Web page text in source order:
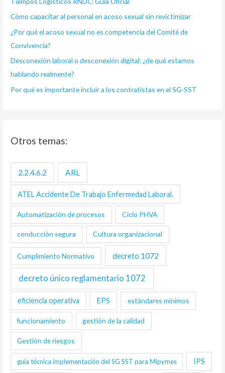
p
o
r
:
Cómo capacitar al personal en acoso sexual sin revictimizar
¿Por qué el acoso sexual no es competencia del Comité de
Convivencia?
Desconexión laboral o desconexión digital: ¿de qué estamos
hablando realmente?
Por qué es importante incluir a los contratistas en el SG-SST
Otros temas:
2.2.4.6.2 ARL
ATEL Accidente De Trabajo Enfermedad Laboral.
Automatización de procesos Ciclo PHVA
conducción segura Cultura organizacional
Cumplimiento Normativo decreto 1072
decreto único reglamentario 1072
eficiencia operativa EPS estándares mínimos
funcionamiento gestión de la calidad
Gestión de riesgos
guía técnica implementación del SG SST para Mipymes IPS